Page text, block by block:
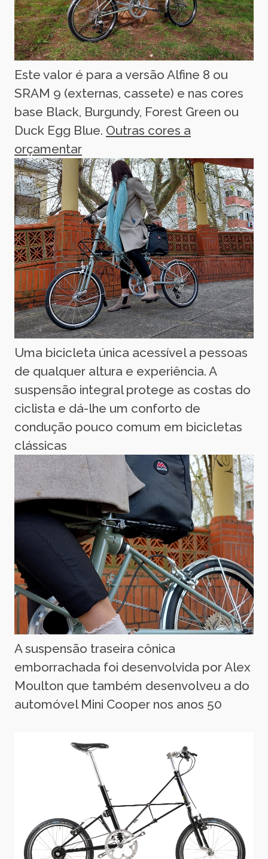
Este valor é para a versão Alfine 8 ou
SRAM 9 (externas, cassete) e nas cores
base Black, Burgundy, Forest Green ou
Duck Egg Blue. Outras cores a
orçamentar
Uma bicicleta única acessível a pessoas
de qualquer altura e experiência. A
suspensão integral protege as costas do
ciclista e dá-lhe um conforto de
condução pouco comum em bicicletas
clássicas
A suspensão traseira cônica
emborrachada foi desenvolvida por Alex
Moulton que também desenvolveu a do
automóvel Mini Cooper nos anos 50